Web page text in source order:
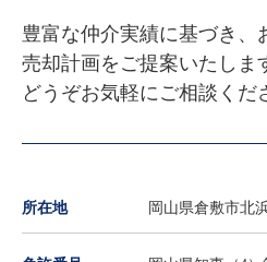
豊富な仲介実績に基づき、
売却計画をご提案いたしま
どうぞお気軽にご相談くだ
所在地 岡山県倉敷市北